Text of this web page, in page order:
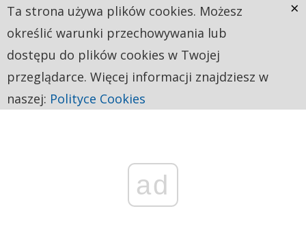
ad
Ta strona używa plików cookies. Możesz
określić warunki przechowywania lub
dostępu do plików cookies w Twojej
przeglądarce. Więcej informacji znajdziesz w
naszej: Polityce Cookies
×